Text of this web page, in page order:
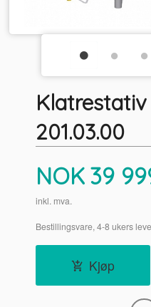
201.03.00
Pris
NOK 39
inkl. mva.
Bestillingsvare, 4-8 ukers
Kjøp